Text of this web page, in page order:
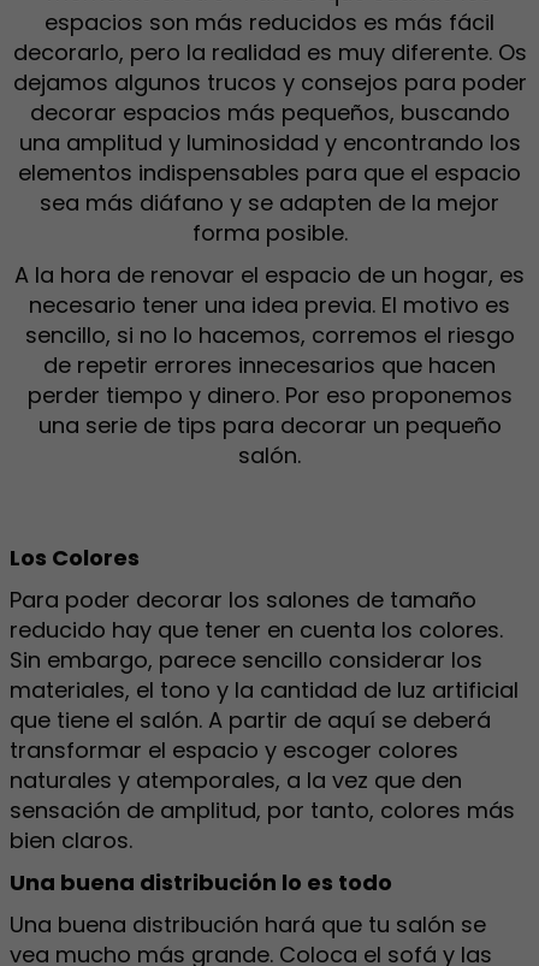
espacios son más reducidos es más fácil
decorarlo, pero la realidad es muy diferente. Os
dejamos algunos trucos y consejos para poder
decorar espacios más pequeños, buscando
una amplitud y luminosidad y encontrando los
elementos indispensables para que el espacio
sea más diáfano y se adapten de la mejor
forma posible.
A la hora de renovar el espacio de un hogar, es
necesario tener una idea previa. El motivo es
sencillo, si no lo hacemos, corremos el riesgo
de repetir errores innecesarios que hacen
perder tiempo y dinero. Por eso proponemos
una serie de tips para decorar un pequeño
salón.
Los Colores
Para poder decorar los salones de tamaño
reducido hay que tener en cuenta los colores.
Sin embargo, parece sencillo considerar los
materiales, el tono y la cantidad de luz artificial
que tiene el salón. A partir de aquí se deberá
transformar el espacio y escoger colores
naturales y atemporales, a la vez que den
sensación de amplitud, por tanto, colores más
bien claros.
Una buena distribución lo es todo
Una buena distribución hará que tu salón se
vea mucho más grande. Coloca el sofá y las